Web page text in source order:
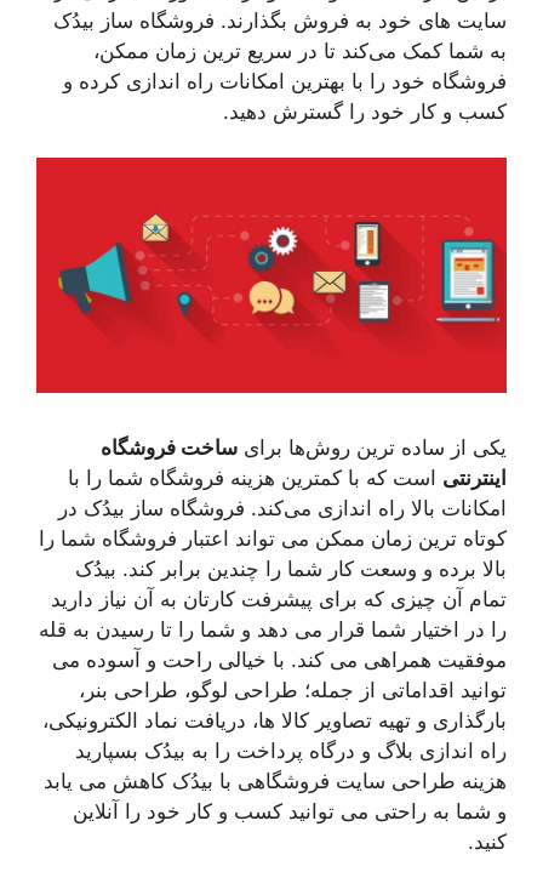
سایت های خود به فروش بگذارند. فروشگاه ساز بیدُک
به شما کمک می‌کند تا در سریع ترین زمان ممکن،
فروشگاه خود را با بهترین امکانات راه اندازی کرده و
کسب و کار خود را گسترش دهید.
یکی از ساده ترین روش‌ها برای ساخت فروشگاه
اینترنتی است که با کمترین هزینه فروشگاه شما را با
امکانات بالا راه اندازی می‌کند. فروشگاه ساز بیدُک در
کوتاه ترین زمان ممکن می تواند اعتبار فروشگاه شما را
بالا برده و وسعت کار شما را چندین برابر کند. بیدُک
تمام آن چیزی که برای پیشرفت کارتان به آن نیاز دارید
را در اختیار شما قرار می دهد و شما را تا رسیدن به قله
موفقیت همراهی می کند. با خیالی راحت و آسوده می
توانید اقداماتی از جمله؛ طراحی لوگو، طراحی بنر،
بارگذاری و تهیه تصاویر کالا ها، دریافت نماد الکترونیکی،
راه اندازی بلاگ و درگاه پرداخت را به بیدُک بسپارید
هزینه طراحی سایت فروشگاهی با بیدُک کاهش می یابد
و شما به راحتی می توانید کسب و کار خود را آنلاین
کنید.